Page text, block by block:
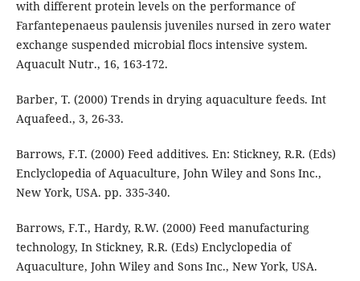
with different protein levels on the performance of
Farfantepenaeus paulensis juveniles nursed in zero water
exchange suspended microbial flocs intensive system.
Aquacult Nutr., 16, 163-172.
Barber, T. (2000) Trends in drying aquaculture feeds. Int
Aquafeed., 3, 26-33.
Barrows, F.T. (2000) Feed additives. En: Stickney, R.R. (Eds)
Enclyclopedia of Aquaculture, John Wiley and Sons Inc.,
New York, USA. pp. 335-340.
Barrows, F.T., Hardy, R.W. (2000) Feed manufacturing
technology, In Stickney, R.R. (Eds) Enclyclopedia of
Aquaculture, John Wiley and Sons Inc., New York, USA.